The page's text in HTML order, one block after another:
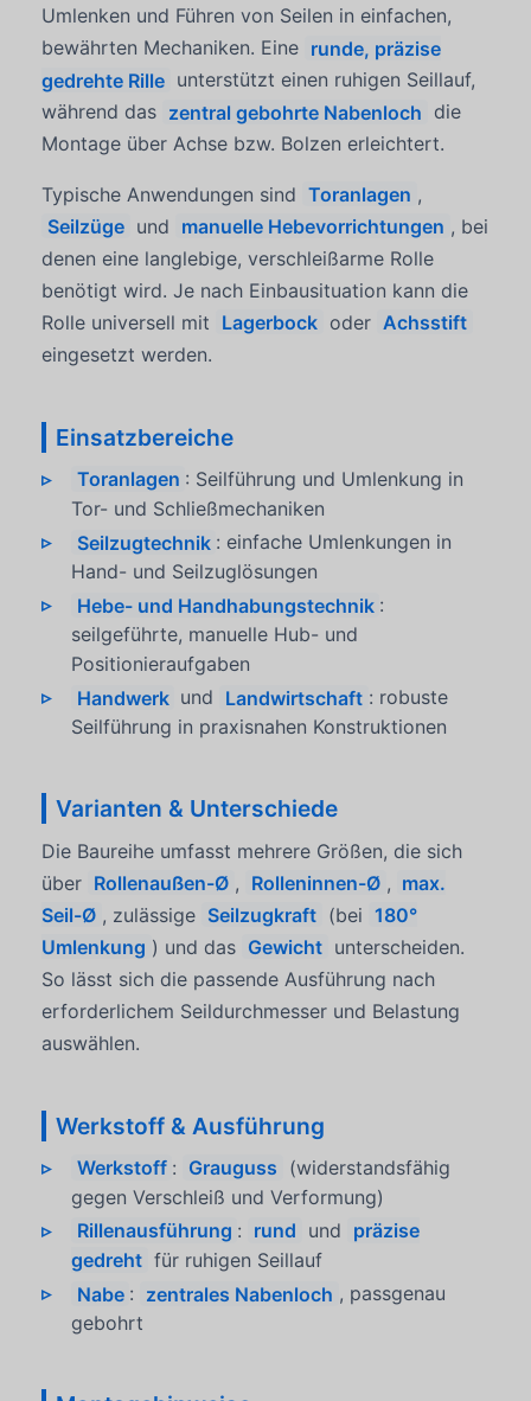
Umlenken und Führen von Seilen in einfachen,
bewährten Mechaniken. Eine runde, präzise
gedrehte Rille unterstützt einen ruhigen Seillauf,
während das zentral gebohrte Nabenloch die
Montage über Achse bzw. Bolzen erleichtert.
Typische Anwendungen sind Toranlagen ,
Seilzüge und manuelle Hebevorrichtungen , bei
denen eine langlebige, verschleißarme Rolle
benötigt wird. Je nach Einbausituation kann die
Rolle universell mit Lagerbock oder Achsstift
eingesetzt werden.
Einsatzbereiche
Toranlagen : Seilführung und Umlenkung in
Tor- und Schließmechaniken
Seilzugtechnik : einfache Umlenkungen in
Hand- und Seilzuglösungen
Hebe- und Handhabungstechnik :
seilgeführte, manuelle Hub- und
Positionieraufgaben
Handwerk und Landwirtschaft : robuste
Seilführung in praxisnahen Konstruktionen
Varianten & Unterschiede
Die Baureihe umfasst mehrere Größen, die sich
über Rollenaußen-Ø , Rolleninnen-Ø , max.
Seil-Ø , zulässige Seilzugkraft (bei 180°
Umlenkung ) und das Gewicht unterscheiden.
So lässt sich die passende Ausführung nach
erforderlichem Seildurchmesser und Belastung
auswählen.
Werkstoff & Ausführung
Werkstoff : Grauguss (widerstandsfähig
gegen Verschleiß und Verformung)
Rillenausführung : rund und präzise
gedreht für ruhigen Seillauf
Nabe : zentrales Nabenloch , passgenau
gebohrt